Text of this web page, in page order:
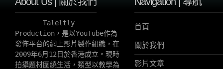
Taleltly
Production，是以YouTube作為
發佈平台的網上影片製作組織，在
2009年6月12日於香港成立。現時
拍攝題材圍繞生活，類型以教學為
首頁
關於我們
影片文章